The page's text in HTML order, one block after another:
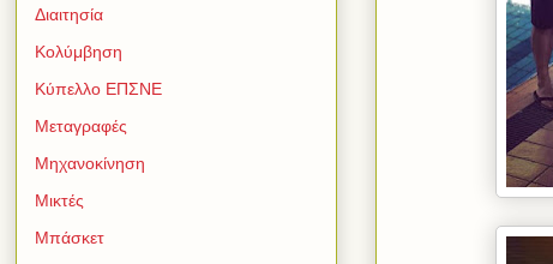
Διαιτησία
Κολύμβηση
Κύπελλο ΕΠΣΝΕ
Μεταγραφές
Μηχανοκίνηση
Μικτές
Μπάσκετ